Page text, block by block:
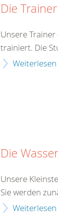
Die Trainer
Unsere
trainiert. Die
Weiterlesen
Die
Unsere
Sie werden
Weiterlesen